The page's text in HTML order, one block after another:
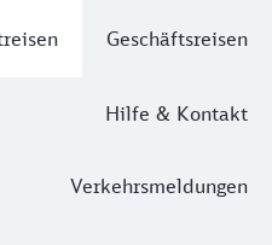
Geschäftsreisen
Hilfe & Kontakt
Verkehrsmeldungen